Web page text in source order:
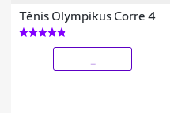
Tênis Olympikus Corre 4